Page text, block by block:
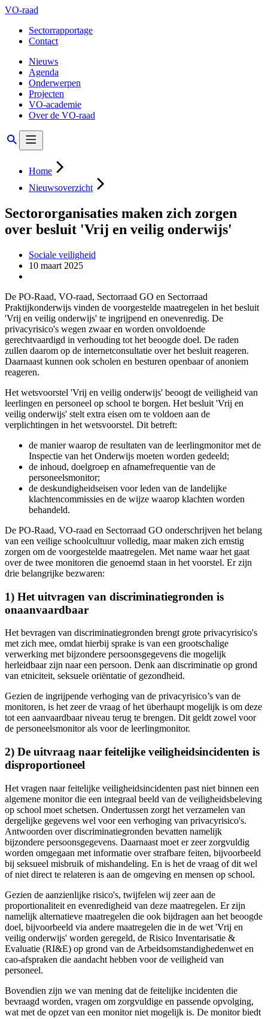
VO-raad
Sectorrapportage
Contact
Nieuws
Agenda
Onderwerpen
Projecten
VO-academie
Over de VO-raad
Home
Nieuwsoverzicht
Sectororganisaties maken zich zorgen
over besluit 'Vrij en veilig onderwijs'
Sociale veiligheid
10 maart 2025
De PO-Raad, VO-raad, Sectorraad GO en Sectorraad
Praktijkonderwijs vinden de voorgestelde maatregelen in het besluit
'Vrij en veilig onderwijs' te ingrijpend en onevenredig. De
privacyrisico's wegen zwaar en worden onvoldoende
gerechtvaardigd in verhouding tot het beoogde doel. De raden
zullen daarom op de internetconsultatie over het besluit reageren.
Daarnaast kunnen ook scholen en besturen openbaar of anoniem
reageren.
Het wetsvoorstel 'Vrij en veilig onderwijs' beoogt de veiligheid van
leerlingen en personeel op school te borgen. Het besluit 'Vrij en
veilig onderwijs' stelt extra eisen om te voldoen aan de
verplichtingen in het wetsvoorstel. Dit betreft:
de manier waarop de resultaten van de leerlingmonitor met de
Inspectie van het Onderwijs moeten worden gedeeld;
de inhoud, doelgroep en afnamefrequentie van de
personeelsmonitor;
de deskundigheidseisen voor leden van de landelijke
klachtencommissies en de wijze waarop klachten worden
behandeld.
De PO-Raad, VO-raad en Sectorraad GO onderschrijven het belang
van een veilige schoolcultuur volledig, maar maken zich ernstig
zorgen om de voorgestelde maatregelen. Met name waar het gaat
over de twee monitoren die genoemd staan in het voorstel. Er zijn
drie belangrijke bezwaren:
1) Het uitvragen van discriminatiegronden is
onaanvaardbaar
Het bevragen van discriminatiegronden brengt grote privacyrisico's
met zich mee, omdat hierbij sprake is van een grootschalige
verwerking met bijzondere persoonsgegevens die mogelijk
herleidbaar zijn naar een persoon. Denk aan discriminatie op grond
van etniciteit, seksuele oriëntatie of gezondheid.
Gezien de ingrijpende verhoging van de privacyrisico’s van de
monitoren, is het zeer de vraag of het überhaupt mogelijk is om deze
tot een aanvaardbaar niveau terug te brengen. Dit geldt zowel voor
de personeelsmonitor als voor de leerlingmonitor.
2) De uitvraag naar feitelijke veiligheidsincidenten is
disproportioneel
Het vragen naar feitelijke veiligheidsincidenten past niet binnen een
algemene monitor die een integraal beeld van de veiligheidsbeleving
op school moet schetsen. Ondertussen zorgt het verzamelen van
dergelijke gegevens wel voor een verhoging van privacyrisico's.
Antwoorden over discriminatiegronden bevatten namelijk
bijzondere persoonsgegevens. Daarnaast moet er zeer zorgvuldig
worden omgegaan met informatie over strafbare feiten, bijvoorbeeld
bij seksueel misbruik of mishandeling. En is het de vraag of dit wel
of niet direct te relateren is aan de omgeving en mensen op school.
Gezien de aanzienlijke risico's, twijfelen wij zeer aan de
proportionaliteit en evenredigheid van deze maatregelen. Er zijn
namelijk alternatieve maatregelen die ook bijdragen aan het beoogde
doel, bijvoorbeeld via andere maatregelen die in de wet 'Vrij en
veilig onderwijs' worden geregeld, de Risico Inventarisatie &
Evaluatie (RI&E) op grond van de Arbeidsomstandighedenwet en
cao-afspraken die aandacht hebben voor de veiligheid van
personeel.
Bovendien zijn we van mening dat de feitelijke incidenten die
bevraagd worden, vragen om zorgvuldige en passende opvolging,
wat met de opzet van een monitor niet mogelijk is. De monitor biedt